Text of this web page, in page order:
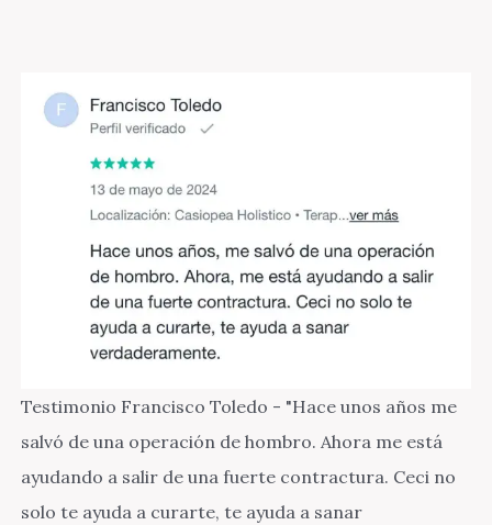
Testimonio Francisco Toledo - "Hace unos años me
salvó de una operación de hombro. Ahora me está
ayudando a salir de una fuerte contractura. Ceci no
solo te ayuda a curarte, te ayuda a sanar